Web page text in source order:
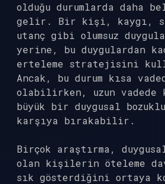
olduğu durumlarda daha
gelir. Bir kişi, kaygı,
utanç gibi olumsuz
yerine, bu duygulardan
erteleme stratejisini
Ancak, bu durum kısa
olabilirken, uzun vadede
büyük bir duygusal
karşıya bırakabilir.
Birçok araştırma,
olan kişilerin öteleme
sık gösterdiğini ortaya